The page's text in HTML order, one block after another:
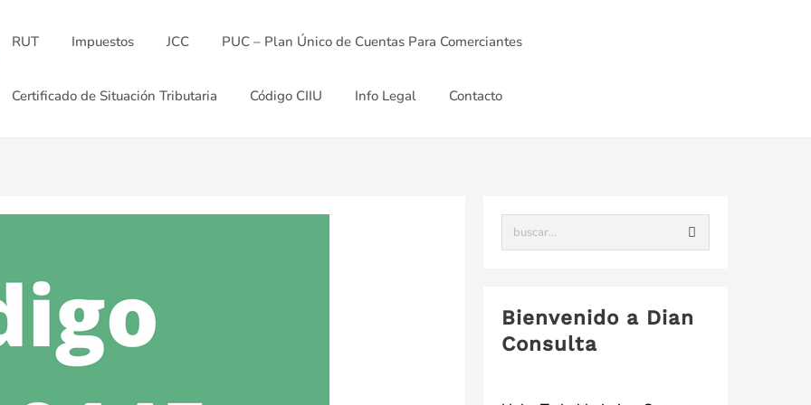
RUT Impuestos JCC PUC – Plan Único de Cuentas Para Comerciantes
Certificado de Situación Tributaria Código CIIU Info Legal Contacto
Bienvenido a Dian
Consulta